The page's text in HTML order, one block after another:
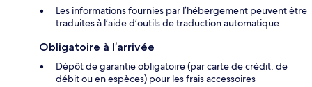
Les informations fournies par l’hébergement peuvent être
traduites à l’aide d’outils de traduction automatique
Obligatoire à l’arrivée
Dépôt de garantie obligatoire (par carte de crédit, de
débit ou en espèces) pour les frais accessoires